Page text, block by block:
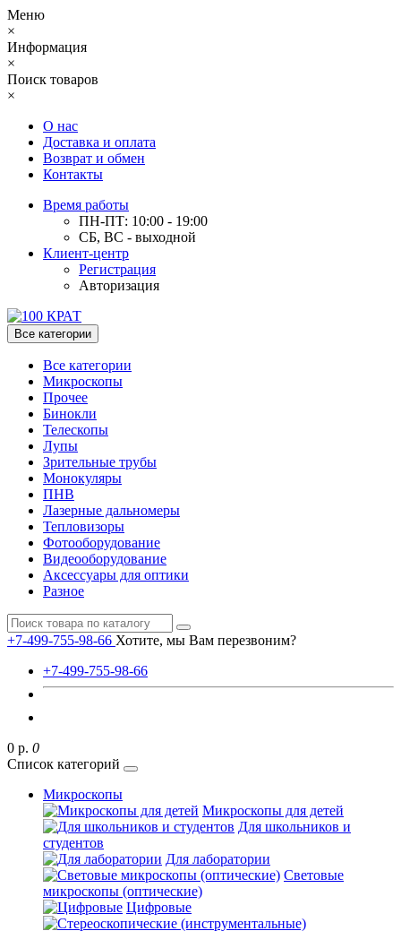
Меню
×
Информация
×
Поиск товаров
×
О нас
Доставка и оплата
Возврат и обмен
Контакты
Время работы
ПН-ПТ: 10:00 - 19:00
СБ, ВС - выходной
Клиент-центр
Регистрация
Авторизация
Все категории
Все категории
Микроскопы
Прочее
Бинокли
Телескопы
Лупы
Зрительные трубы
Монокуляры
ПНВ
Лазерные дальномеры
Тепловизоры
Фотооборудование
Видеооборудование
Аксессуары для оптики
Разное
+7-499-755-98-66 Хотите, мы Вам перезвоним?
+7-499-755-98-66
0 р. 0
Список категорий
Микроскопы
Микроскопы для детей
Для школьников и
студентов
Для лаборатории
Световые
микроскопы (оптические)
Цифровые